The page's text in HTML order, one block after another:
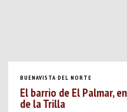
BUENAVISTA DEL NORTE
El barrio de El Palmar,
de la Trilla